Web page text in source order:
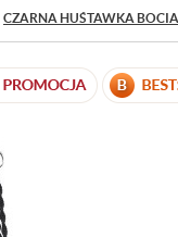
CZARNA HUŚTAWKA